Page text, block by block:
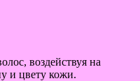
воздействуя на
и цвету кожи.